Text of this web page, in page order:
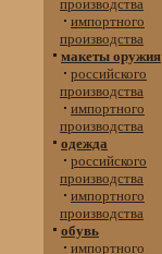
производства
импортного
производства
макеты оружия
российского
производства
импортного
производства
одежда
российского
производства
импортного
производства
обувь
импортного